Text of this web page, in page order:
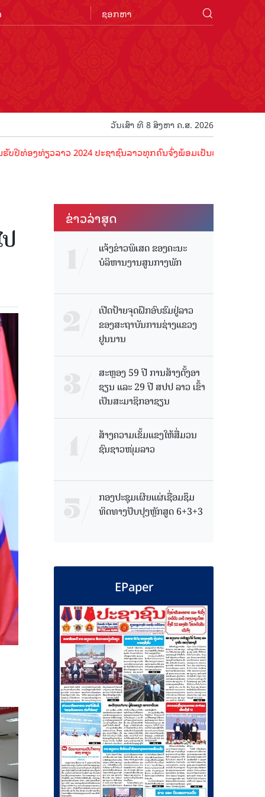
ວັນເສົາ ທີ 8 ສິງຫາ ຄ.ສ. 2026
ທ່ຽວລາວ 2024 ປະຊາຊົນລາວທຸກຄົນຈົ່ງພ້ອມເປັນເຈົ້າພາບທີ່ດີ ຕ້ອນຮັບ
ຂ່າວ​ລ່າ​ສຸດ
ແຈ້ງຂ່າວພິເສດ ຂອງຄະນະ
ບໍລິຫານງານສູນກາງພັກ
ເປີດປ້າຍຈຸດຝຶກອົບຮົມຢູ່ລາວ
ຂອງສະຖາບັນການຊ່າງແຂວງ
ຢູນນານ
ສະຫຼອງ 59 ປີ ການສ້າງຕັ້ງອາ
ຊຽນ ແລະ 29 ປີ ສປປ ລາວ ເຂົ້າ
ເປັນສະມາຊິກອາຊຽນ
ສ້າງຄວາມເຂັ້ມແຂງໃຫ້ສື່ມວນ
ຊົນຊາວໜຸ່ມລາວ
ກອງປະຊຸມເຜີຍແຜ່ເຊື່ອມຊຶມ
ທິດທາງປັບປຸງຫຼັກສູດ 6+3+3
EPaper